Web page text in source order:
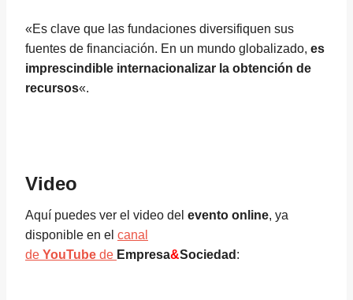
«Es clave que las fundaciones diversifiquen sus
fuentes de financiación. En un mundo globalizado, es
imprescindible internacionalizar la obtención de
recursos«.
Video
Aquí puedes ver el video del evento online, ya
disponible en el canal
de YouTube de Empresa&Sociedad :